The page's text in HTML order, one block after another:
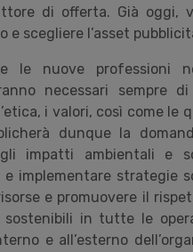
di offerta. Già oggi,
scegliere l’asset
le nuove professioni
necessari sempre
i valori, così come le
dunque la
impatti ambientali e
e implementare strategie
e promuovere il
in tutte le
e all’esterno